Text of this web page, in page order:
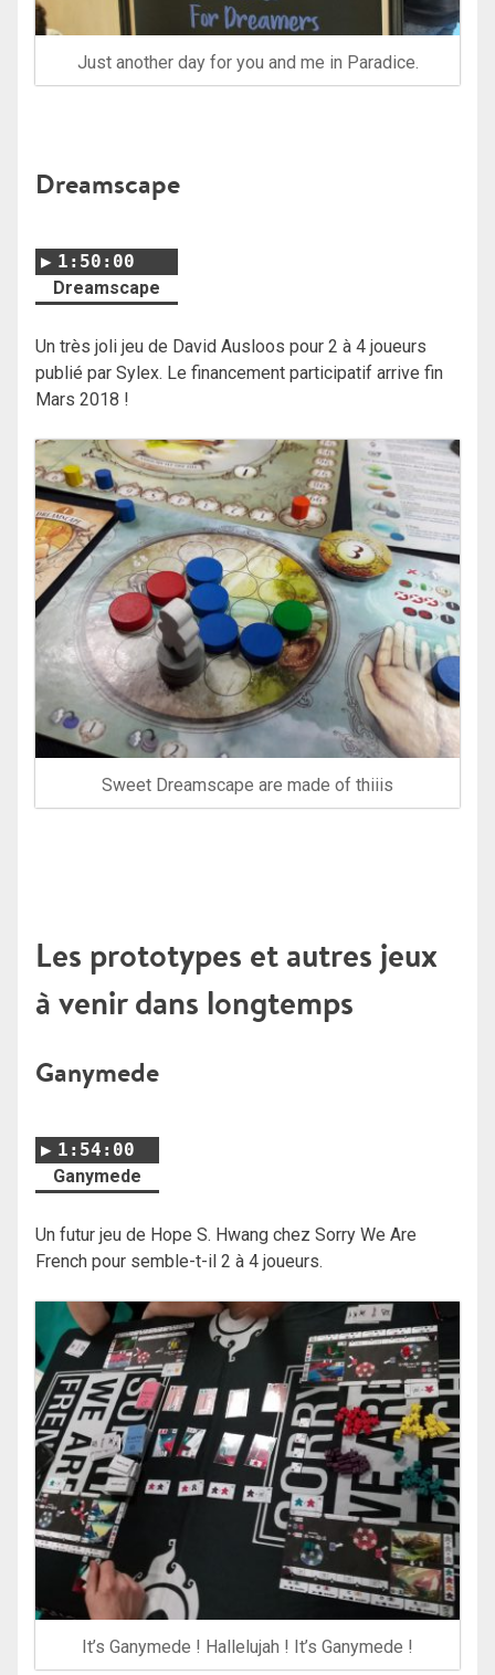
Just another day for you and me in Paradice.
Dreamscape
1:50:00
Dreamscape
Un très joli jeu de David Ausloos pour 2 à 4 joueurs
publié par Sylex. Le financement participatif arrive fin
Mars 2018 !
Sweet Dreamscape are made of thiiis
Les prototypes et autres jeux
à venir dans longtemps
Ganymede
1:54:00
Ganymede
Un futur jeu de Hope S. Hwang chez Sorry We Are
French pour semble-t-il 2 à 4 joueurs.
It’s Ganymede ! Hallelujah ! It’s Ganymede !